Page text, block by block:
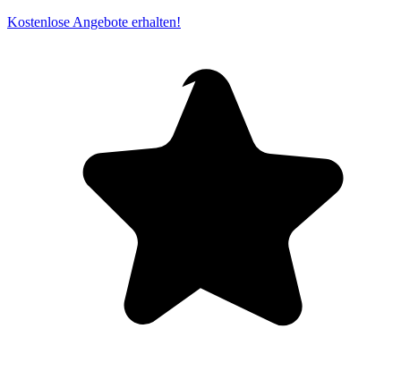
Kostenlose Angebote erhalten!